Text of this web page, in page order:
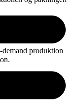
demand produktion
efter brug.